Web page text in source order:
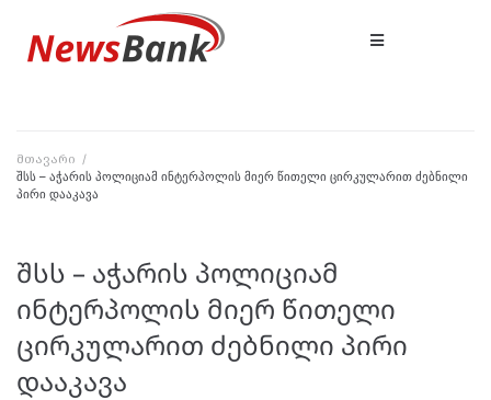
მთავარი /
შსს – აჭარის პოლიციამ ინტერპოლის მიერ წითელი ცირკულარით ძებნილი
პირი დააკავა
შსს – აჭარის პოლიციამ
ინტერპოლის მიერ წითელი
ცირკულარით ძებნილი პირი
დააკავა